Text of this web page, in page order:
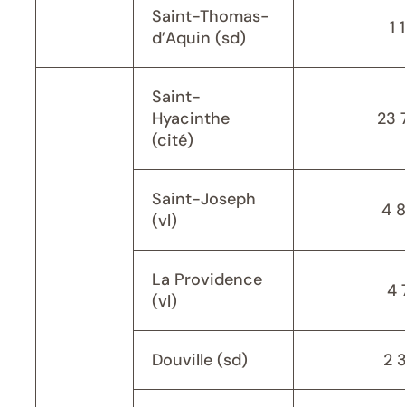
Saint-Thomas-
d’Aquin (sd)
1
Saint-
Hyacinthe
(cité)
23
Saint-Joseph
(vl)
4
La Providence
(vl)
4
Douville (sd) 2